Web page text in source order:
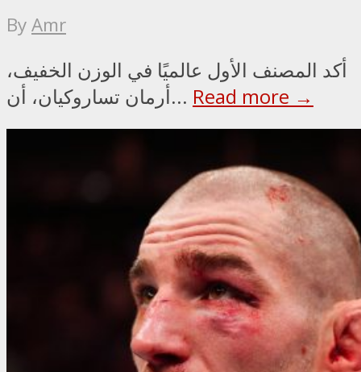
ByAmr
أكد المصنف الأول عالميًا في الوزن الخفيف،
أرمان تساروكيان، أن... Read more →